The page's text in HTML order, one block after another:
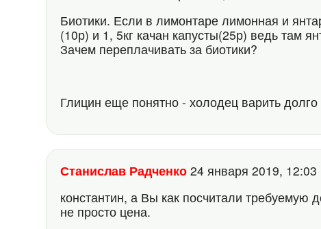
Биотики. Если в лимонтаре лимонная и
(10р) и 1, 5кг качан капусты(25р) ведь там
Зачем переплачивать за биотики?
Глицин еще понятно - холодец варить долго
Станислав Радченко 24 января 2019, 12:03
константин, а Вы как посчитали
не просто цена.